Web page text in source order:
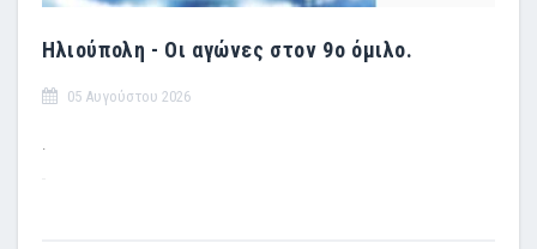
Ηλιούπολη - Οι αγώνες στον 9ο όμιλο.
05 Αυγούστου 2026